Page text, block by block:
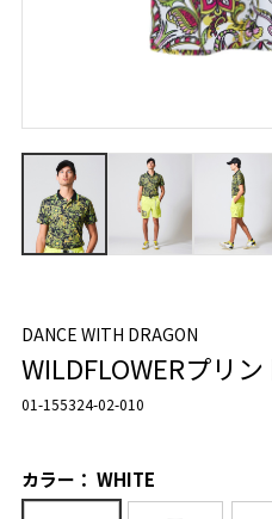
DANCE WITH DRAGON
WILDFLOWERプリ
01-155324-02-010
カラー： WHITE